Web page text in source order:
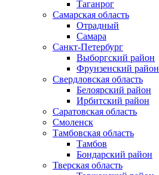
Таганрог
Самарская область
Отрадный
Самара
Санкт-Петербург
Выборгский район
Фрунзенский район
Свердловская область
Белоярский район
Ирбитский район
Саратовская область
Смоленск
Тамбовская область
Тамбов
Бондарский район
Тверская область